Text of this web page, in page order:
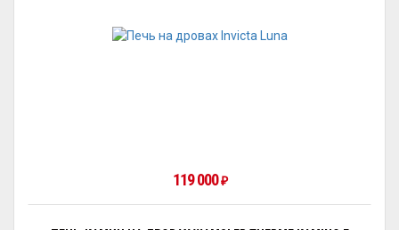
119 000₽